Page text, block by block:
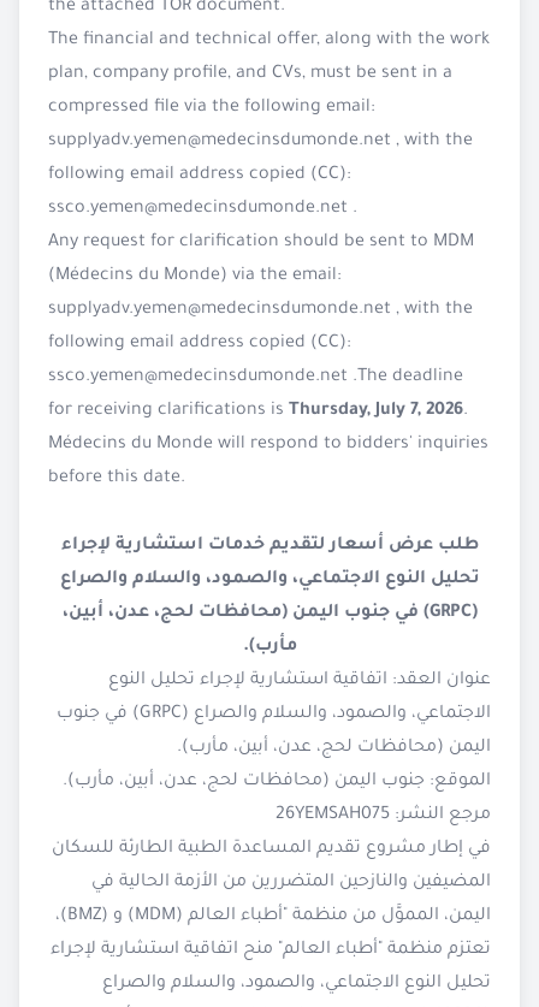
the attached TOR document.
The financial and technical offer, along with the work
plan, company profile, and CVs, must be sent in a
compressed file via the following email:
supplyadv.yemen@medecinsdumonde.net , with the
following email address copied (CC):
ssco.yemen@medecinsdumonde.net .
Any request for clarification should be sent to MDM
(Médecins du Monde) via the email:
supplyadv.yemen@medecinsdumonde.net , with the
following email address copied (CC):
ssco.yemen@medecinsdumonde.net .The deadline
for receiving clarifications is Thursday, July 7, 2026.
Médecins du Monde will respond to bidders' inquiries
before this date.
طلب عرض أسعار لتقديم خدمات استشارية لإجراء
تحليل النوع الاجتماعي، والصمود، والسلام والصراع
(GRPC) في جنوب اليمن (محافظات لحج، عدن، أبين،
مأرب).
عنوان العقد: اتفاقية استشارية لإجراء تحليل النوع
الاجتماعي، والصمود، والسلام والصراع (GRPC) في جنوب
اليمن (محافظات لحج، عدن، أبين، مأرب).
الموقع: جنوب اليمن (محافظات لحج، عدن، أبين، مأرب).
مرجع النشر: 26YEMSAH075
في إطار مشروع تقديم المساعدة الطبية الطارئة للسكان
المضيفين والنازحين المتضررين من الأزمة الحالية في
اليمن، المموَّل من منظمة "أطباء العالم (MDM) و (BMZ)،
تعتزم منظمة "أطباء العالم" منح اتفاقية استشارية لإجراء
تحليل النوع الاجتماعي، والصمود، والسلام والصراع